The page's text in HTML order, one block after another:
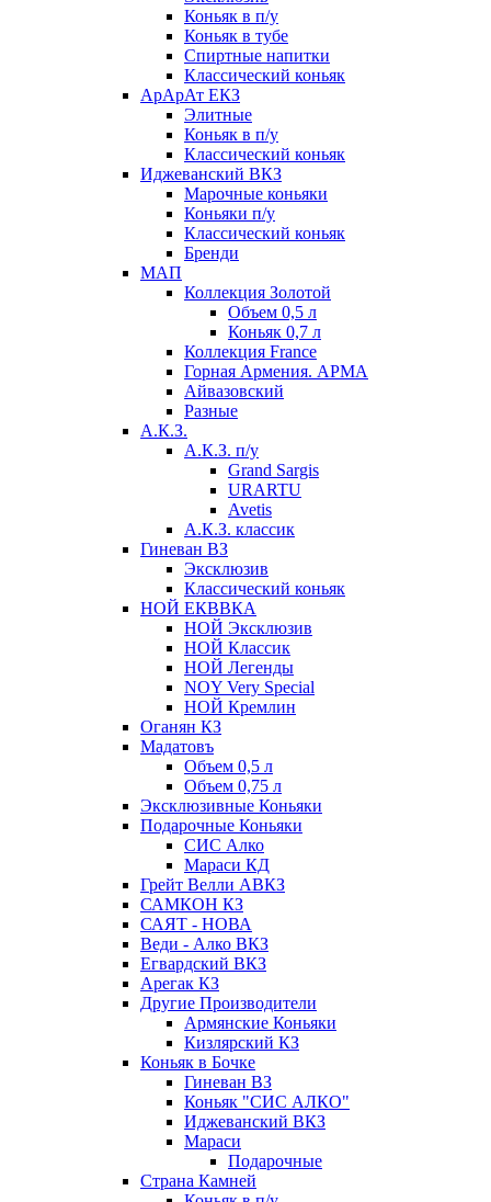
Коньяк в п/у
Коньяк в тубе
Спиртные напитки
Классический коньяк
АрАрАт ЕКЗ
Элитные
Коньяк в п/у
Классический коньяк
Иджеванский ВКЗ
Марочные коньяки
Коньяки п/у
Классический коньяк
Бренди
МАП
Коллекция Золотой
Объем 0,5 л
Коньяк 0,7 л
Коллекция France
Горная Армения. АРМА
Айвазовский
Разные
А.К.З.
А.К.З. п/у
Grand Sargis
URARTU
Avetis
А.К.З. классик
Гиневан ВЗ
Эксклюзив
Классический коньяк
НОЙ ЕКВВКА
НОЙ Эксклюзив
НОЙ Классик
НОЙ Легенды
NOY Very Speсial
НОЙ Кремлин
Оганян КЗ
Мадатовъ
Объем 0,5 л
Объем 0,75 л
Эксклюзивные Коньяки
Подарочные Коньяки
СИС Алко
Мараси КД
Грейт Велли АВКЗ
САМКОН КЗ
САЯТ - НОВА
Веди - Алко ВКЗ
Егвардский ВКЗ
Арегак КЗ
Другие Производители
Армянские Коньяки
Кизлярский КЗ
Коньяк в Бочке
Гиневан ВЗ
Коньяк "СИС АЛКО"
Иджеванский ВКЗ
Мараси
Подарочные
Страна Камней